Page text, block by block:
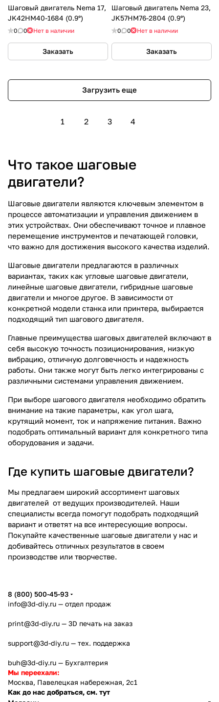
Шаговый двигатель Nema 17,
JK42HM40-1684 (0.9°)
0 0 Нет в наличии
Заказать
Шаговый двигатель Nema 23,
JK57HM76-2804 (0.9°)
0 0 Нет в наличии
Заказать
Загрузить еще
1 2 3 4
Что такое шаговые
двигатели?
Шаговые двигатели являются ключевым элементом в
процессе автоматизации и управления движением в
этих устройствах. Они обеспечивают точное и плавное
перемещение инструментов и печатающей головки,
что важно для достижения высокого качества изделий.
Шаговые двигатели предлагаются в различных
вариантах, таких как угловые шаговые двигатели,
линейные шаговые двигатели, гибридные шаговые
двигатели и многое другое. В зависимости от
конкретной модели станка или принтера, выбирается
подходящий тип шагового двигателя.
Главные преимущества шаговых двигателей включают в
себя высокую точность позиционирования, низкую
вибрацию, отличную долговечность и надежность
работы. Они также могут быть легко интегрированы с
различными системами управления движением.
При выборе шагового двигателя необходимо обратить
внимание на такие параметры, как угол шага,
крутящий момент, ток и напряжение питания. Важно
подобрать оптимальный вариант для конкретного типа
оборудования и задачи.
Где купить шаговые двигатели?
Мы предлагаем широкий ассортимент шаговых
двигателей от ведущих производителей. Наши
специалисты всегда помогут подобрать подходящий
вариант и ответят на все интересующие вопросы.
Покупайте качественные шаговые двигатели у нас и
добивайтесь отличных результатов в своем
производстве или творчестве.
8 (800) 500-45-93
info@3d-diy.ru — отдел продаж
print@3d-diy.ru — 3D печать на заказ
support@3d-diy.ru — тех. поддержка
buh@3d-diy.ru — Бухгалтерия
Мы переехали:
Москва, Павелецкая набережная, 2с1
Как до нас добраться, см. тут